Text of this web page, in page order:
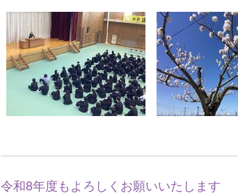
令和8年度もよろしくお願いいたします